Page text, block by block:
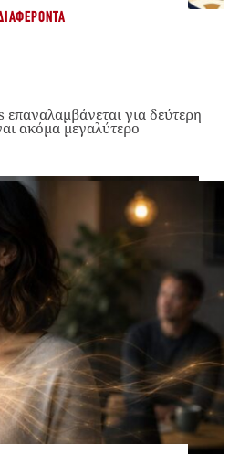
για δεύτερη
ακόμα μεγαλύτερο